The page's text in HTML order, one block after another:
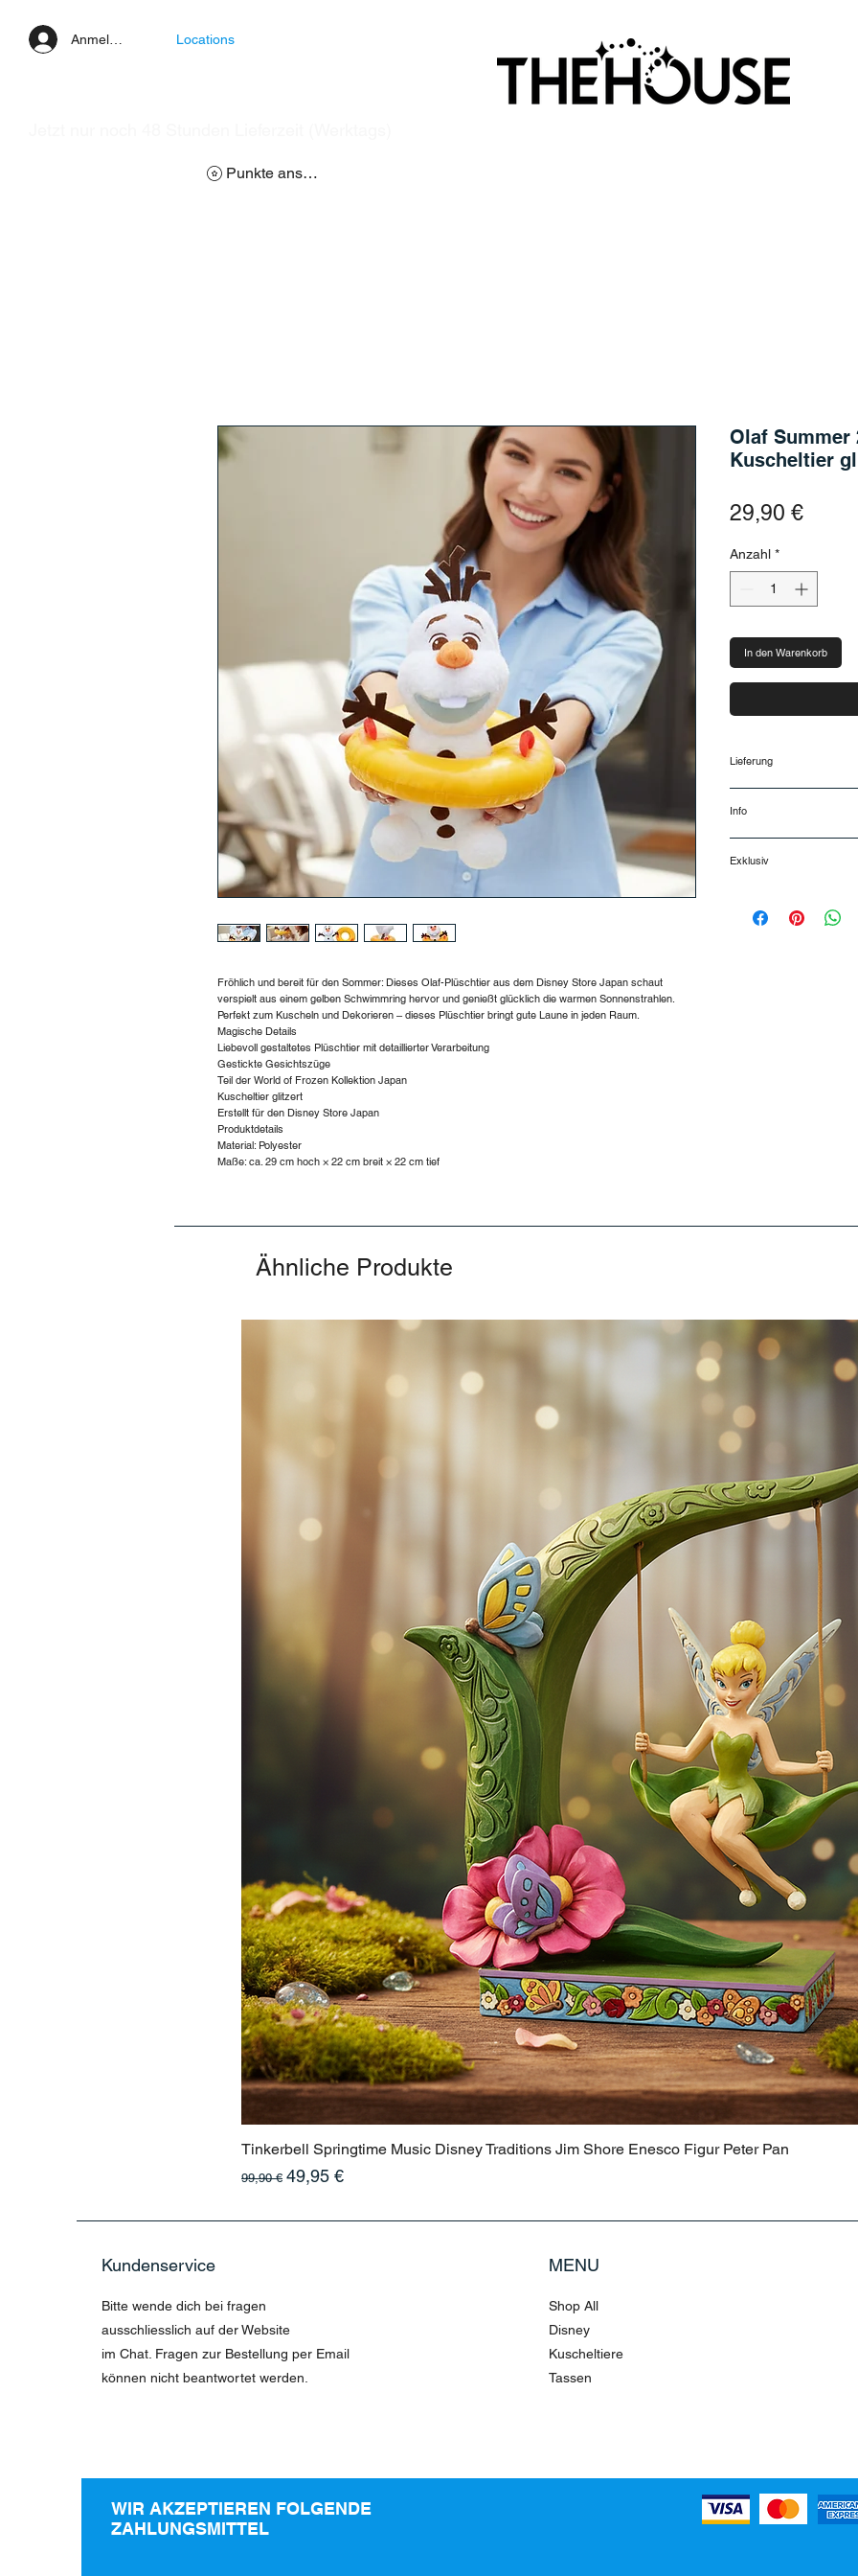
Anmelden Locations
Punkte ansehen
Fröhlich und bereit für den Sommer: Dieses Olaf-Plüschtier aus dem Disney Store Japan schaut
verspielt aus einem gelben Schwimmring hervor und genießt glücklich die warmen Sonnenstrahlen.
Perfekt zum Kuscheln und Dekorieren – dieses Plüschtier bringt gute Laune in jeden Raum.
Magische Details
Liebevoll gestaltetes Plüschtier mit detaillierter Verarbeitung
Gestickte Gesichtszüge
Teil der World of Frozen Kollektion Japan
Kuscheltier glitzert
Erstellt für den Disney Store Japan
Produktdetails
Material: Polyester
Maße: ca. 29 cm hoch × 22 cm breit × 22 cm tief
Olaf Summer
Kuscheltier
29,90 €Preis
Anzahl *
In den Warenkorb
Lieferung
Lieferzeiten
Deine Bestellung
(Montag bis Freitag,
In Deutschland:
Info
Exklusiv
Ähnliche Produkte
Tinkerbell Springtime Music Disney Traditions Jim Shore Enesco Figur Peter Pan
Standardpreis
99,90 € Sale-Preis
49,95 €
Kundenservice
Bitte wende dich bei fragen
ausschliesslich auf der Website
im Chat. Fragen zur Bestellung per Email
können nicht beantwortet werden.
MENU
Shop All
Disney
Kuscheltiere
Tassen
WIR AKZEPTIEREN FOLGENDE
ZAHLUNGSMITTEL